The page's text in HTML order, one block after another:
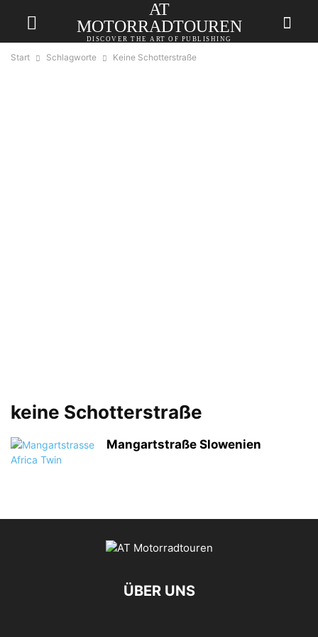
AT
MOTORRADTOUREN
DISCOVER THE ART OF PUBLISHING
Start Schlagworte Keine Schotterstraße
keine Schotterstraße
Mangartstraße Slowenien
ÜBER UNS